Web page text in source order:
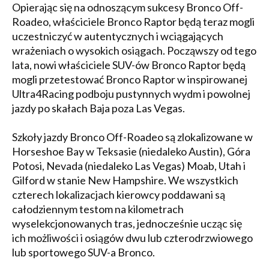
Opierając się na odnoszącym sukcesy Bronco Off-
Roadeo, właściciele Bronco Raptor będą teraz mogli
uczestniczyć w autentycznych i wciągających
wrażeniach o wysokich osiągach. Począwszy od tego
lata, nowi właściciele SUV-ów Bronco Raptor będą
mogli przetestować Bronco Raptor w inspirowanej
Ultra4Racing podboju pustynnych wydm i powolnej
jazdy po skałach Baja poza Las Vegas.
Szkoły jazdy Bronco Off-Roadeo są zlokalizowane w
Horseshoe Bay w Teksasie (niedaleko Austin), Góra
Potosi, Nevada (niedaleko Las Vegas) Moab, Utah i
Gilford w stanie New Hampshire. We wszystkich
czterech lokalizacjach kierowcy poddawani są
całodziennym testom na kilometrach
wyselekcjonowanych tras, jednocześnie ucząc się
ich możliwości i osiągów dwu lub czterodrzwiowego
lub sportowego SUV-a Bronco.